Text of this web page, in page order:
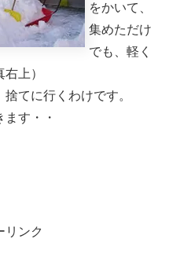
をかいて、
集めただけ
でも、軽く
上）
てに行くわけです。
す・・
リンク